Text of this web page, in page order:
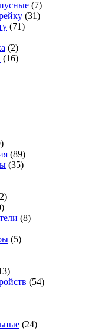
(7)
(31)
(71)
(2)
(16)
(89)
(35)
(8)
(5)
(54)
(24)